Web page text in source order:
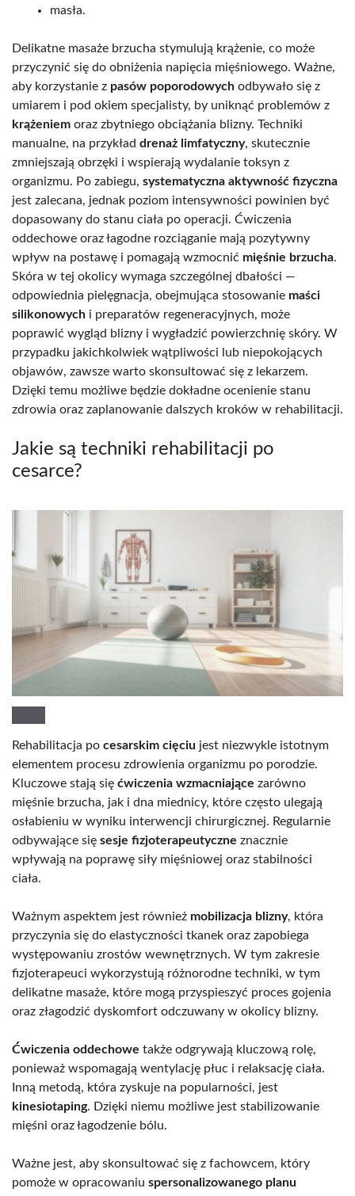
masła.
Delikatne masaże brzucha stymulują krążenie, co może
przyczynić się do obniżenia napięcia mięśniowego. Ważne,
aby korzystanie z pasów poporodowych odbywało się z
umiarem i pod okiem specjalisty, by uniknąć problemów z
krążeniem oraz zbytniego obciążania blizny. Techniki
manualne, na przykład drenaż limfatyczny, skutecznie
zmniejszają obrzęki i wspierają wydalanie toksyn z
organizmu. Po zabiegu, systematyczna aktywność fizyczna
jest zalecana, jednak poziom intensywności powinien być
dopasowany do stanu ciała po operacji. Ćwiczenia
oddechowe oraz łagodne rozciąganie mają pozytywny
wpływ na postawę i pomagają wzmocnić mięśnie brzucha.
Skóra w tej okolicy wymaga szczególnej dbałości —
odpowiednia pielęgnacja, obejmująca stosowanie maści
silikonowych i preparatów regeneracyjnych, może
poprawić wygląd blizny i wygładzić powierzchnię skóry. W
przypadku jakichkolwiek wątpliwości lub niepokojących
objawów, zawsze warto skonsultować się z lekarzem.
Dzięki temu możliwe będzie dokładne ocenienie stanu
zdrowia oraz zaplanowanie dalszych kroków w rehabilitacji.
Jakie są techniki rehabilitacji po
cesarce?
Rehabilitacja po cesarskim cięciu jest niezwykle istotnym
elementem procesu zdrowienia organizmu po porodzie.
Kluczowe stają się ćwiczenia wzmacniające zarówno
mięśnie brzucha, jak i dna miednicy, które często ulegają
osłabieniu w wyniku interwencji chirurgicznej. Regularnie
odbywające się sesje fizjoterapeutyczne znacznie
wpływają na poprawę siły mięśniowej oraz stabilności
ciała.
Ważnym aspektem jest również mobilizacja blizny, która
przyczynia się do elastyczności tkanek oraz zapobiega
występowaniu zrostów wewnętrznych. W tym zakresie
fizjoterapeuci wykorzystują różnorodne techniki, w tym
delikatne masaże, które mogą przyspieszyć proces gojenia
oraz złagodzić dyskomfort odczuwany w okolicy blizny.
Ćwiczenia oddechowe także odgrywają kluczową rolę,
ponieważ wspomagają wentylację płuc i relaksację ciała.
Inną metodą, która zyskuje na popularności, jest
kinesiotaping. Dzięki niemu możliwe jest stabilizowanie
mięśni oraz łagodzenie bólu.
Ważne jest, aby skonsultować się z fachowcem, który
pomoże w opracowaniu spersonalizowanego planu